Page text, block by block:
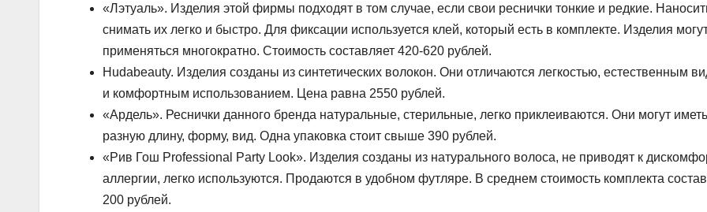
«Лэтуаль». Изделия этой фирмы подходят в том случае, если свои реснички тонкие и редкие.
снимать их легко и быстро. Для фиксации используется клей, который есть в комплекте. Изделия
применяться многократно. Стоимость составляет 420-620 рублей.
Hudabeauty. Изделия созданы из синтетических волокон. Они отличаются легкостью, естественным
и комфортным использованием. Цена равна 2550 рублей.
«Ардель». Реснички данного бренда натуральные, стерильные, легко приклеиваются. Они могут иметь
разную длину, форму, вид. Одна упаковка стоит свыше 390 рублей.
«Рив Гош Professional Party Look». Изделия созданы из натурального волоса, не приводят к
аллергии, легко используются. Продаются в удобном футляре. В среднем стоимость комплекта
200 рублей.